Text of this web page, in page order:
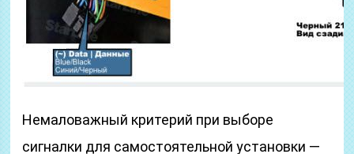
Немаловажный критерий при выборе
сигналки для самостоятельной установки —